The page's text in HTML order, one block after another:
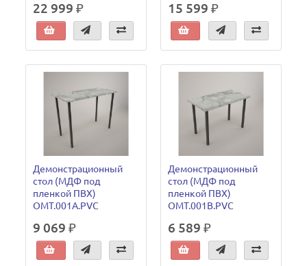
22 999 ₽ 15 599 ₽
Демонстрационный
стол (МДФ под
пленкой ПВХ)
OMT.001A.PVC
9 069 ₽
Демонстрационный
стол (МДФ под
пленкой ПВХ)
OMT.001B.PVC
6 589 ₽